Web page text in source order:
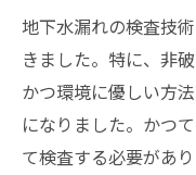
地下水漏れの検査技
きました。特に、非
かつ環境に優しい方
になりました。かつ
て検査する必要があ